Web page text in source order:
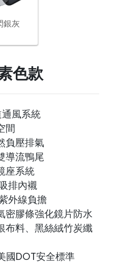
銀灰
色款
風系統
間
負壓排氣
導流鴨尾
座系統
排內襯
外線負擔
膠條強化鏡片防水
布料、黑絲絨竹炭纖
國DOT安全標準